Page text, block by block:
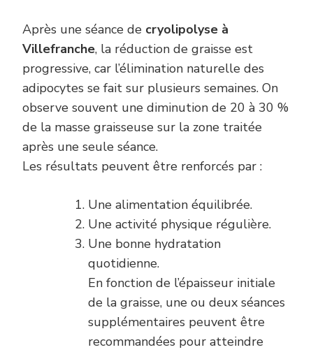
Après une séance de cryolipolyse à
Villefranche, la réduction de graisse est
progressive, car l’élimination naturelle des
adipocytes se fait sur plusieurs semaines. On
observe souvent une diminution de 20 à 30 %
de la masse graisseuse sur la zone traitée
après une seule séance.
Les résultats peuvent être renforcés par :
Une alimentation équilibrée.
Une activité physique régulière.
Une bonne hydratation
quotidienne.
En fonction de l’épaisseur initiale
de la graisse, une ou deux séances
supplémentaires peuvent être
recommandées pour atteindre